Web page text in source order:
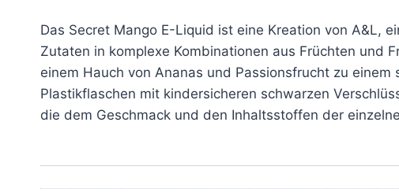
Das Secret Mango E-Liquid ist eine Kreation von A&L,
Zutaten in komplexe Kombinationen aus Früchten und
einem Hauch von Ananas und Passionsfrucht zu
Plastikflaschen mit kindersicheren schwarzen
die dem Geschmack und den Inhaltsstoffen der